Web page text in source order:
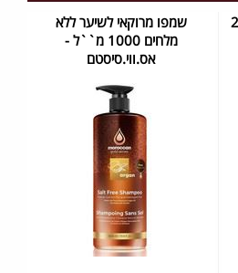
250
שמפו מרוקאי לשיער ללא
מלחים 1000 מ``ל -
אס.ווי.סיסטם